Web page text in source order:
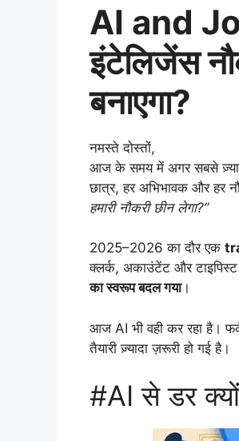
AI and
इंटेलिजेंस
बनाएगा?
नमस्ते दोस्तों,
आज के समय में अगर सबसे
छात्र, हर अभिभावक और हर
हमारी नौकरी छीन लेगा?”
2025–2026 का दौर एक
क्लर्क, अकाउंटेंट और
का स्वरूप बदल गया।
आज AI भी वही कर रहा है।
तैयारी ज़्यादा ज़रूरी हो गई है।
#AI से डर